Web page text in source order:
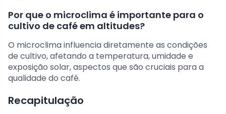
Por que o microclima é importante para o
cultivo de café em altitudes?
O microclima influencia diretamente as condições
de cultivo, afetando a temperatura, umidade e
exposição solar, aspectos que são cruciais para a
qualidade do café.
Recapitulação